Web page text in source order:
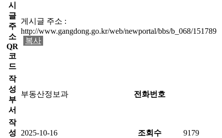
시
글
주
소
QR
코
드
게시글 주소 :
http://www.gangdong.go.kr/web/newportal/bbs/b_068/151789
복사
작
성
부
서
부동산정보과 전화번호
작
성
2025-10-16 조회수 9179